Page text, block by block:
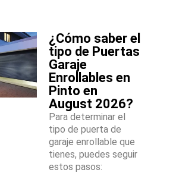
¿Cómo saber el
tipo de Puertas
Garaje
Enrollables en
Pinto en
August 2026?
Para determinar el
tipo de puerta de
garaje enrollable que
tienes, puedes seguir
estos pasos: